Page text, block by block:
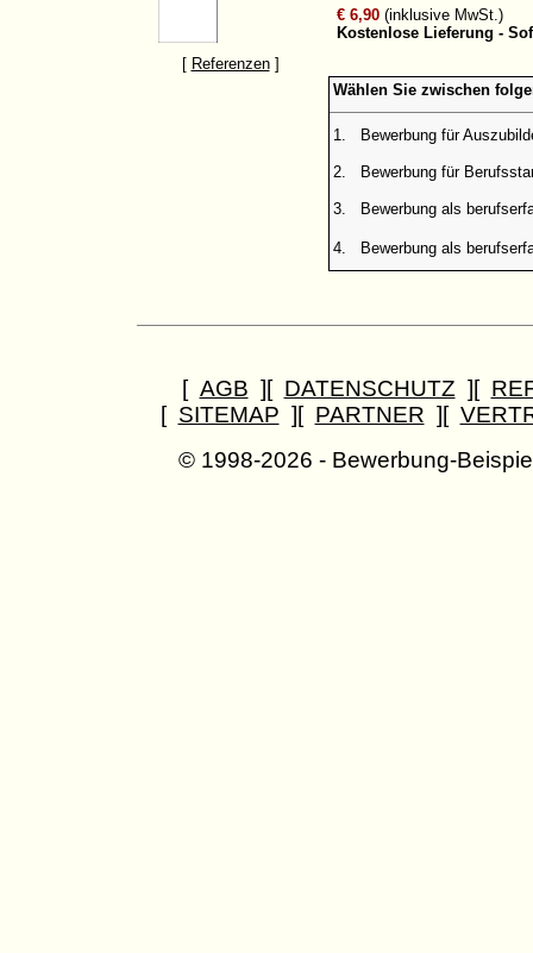
[ Referenzen]
€ 6,90(inklusive MwSt.)
Kostenlose Lieferung -
Wählen Sie zwischen
1. Bewerbung für
2. Bewerbung für
3. Bewerbung als
4. Bewerbung als
[ AGB ][ DATENSCHUTZ ][
[ SITEMAP ][ PARTNER ][
© 1998-2026 - Bewerbung-